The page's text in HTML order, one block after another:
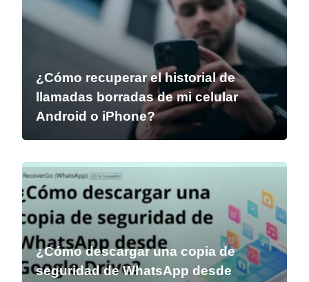
¿Cómo recuperar el historial de
llamadas borradas de mi celular
Android o iPhone?
¿Cómo descargar una copia de
seguridad de WhatsApp desde